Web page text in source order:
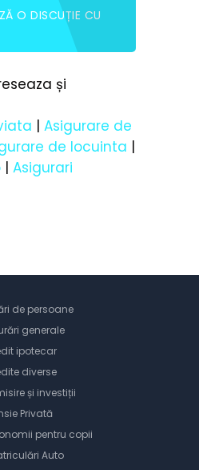
O DISCUȚIE CU
și
| Asigurare de
de locuinta |
| Asigurari
de persoane
generale
ipotecar
diverse
și investiții
Privată
pentru copii
Auto